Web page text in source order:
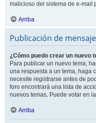
malicioso del sistema de e-mail
Arriba
Publicación de
¿Cómo puedo crear un nuevo
Para publicar un nuevo tema,
una respuesta a un tema, haga
necesite registrarse antes de
foro encontrará una lista de
nuevos temas, Puede votar en
Arriba